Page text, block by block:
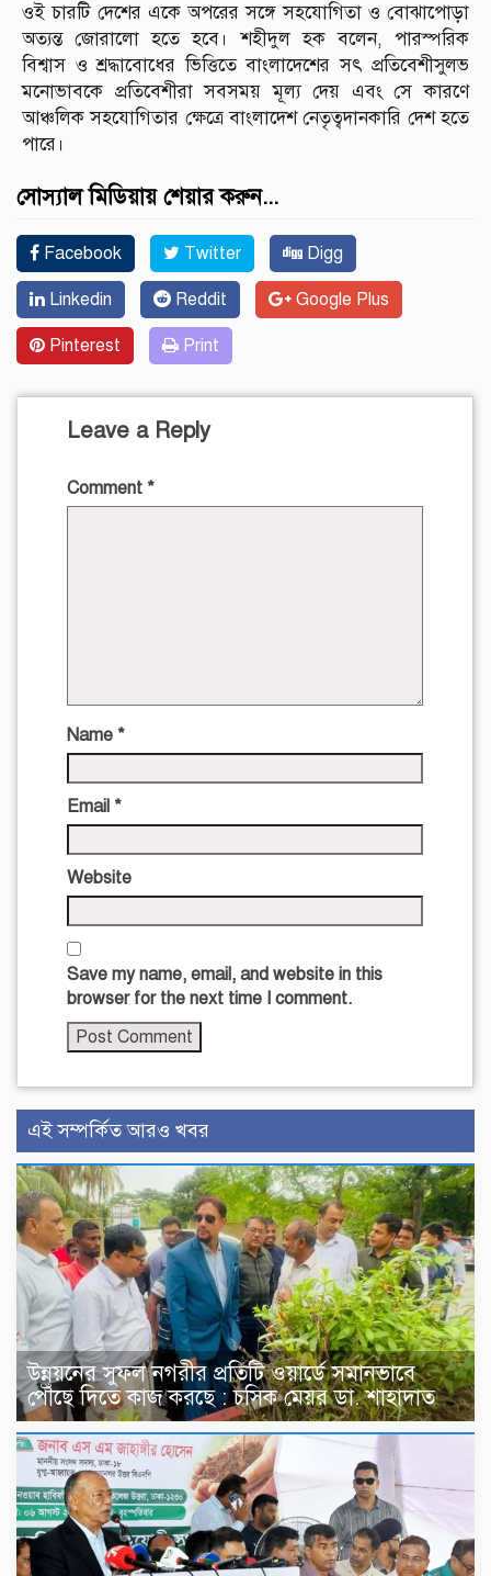
ওই চারটি দেশের একে অপরের সঙ্গে সহযোগিতা ও বোঝাপোড়া
অত্যন্ত জোরালো হতে হবে। শহীদুল হক বলেন, পারস্পরিক
বিশ্বাস ও শ্রদ্ধাবোধের ভিত্তিতে বাংলাদেশের সৎ প্রতিবেশীসুলভ
মনোভাবকে প্রতিবেশীরা সবসময় মূল্য দেয় এবং সে কারণে
আঞ্চলিক সহযোগিতার ক্ষেত্রে বাংলাদেশ নেতৃত্বদানকারি দেশ হতে
পারে।
সোস্যাল মিডিয়ায় শেয়ার করুন...
Facebook Twitter Digg
Linkedin Reddit Google Plus
Pinterest Print
Leave a Reply
Comment *
Name *
Email *
Website
Save my name, email, and website in this
browser for the next time I comment.
এই সম্পর্কিত আরও খবর
উন্নয়নের সুফল নগরীর প্রতিটি ওয়ার্ডে সমানভাবে
পৌঁছে দিতে কাজ করছে : চসিক মেয়র ডা. শাহাদাত